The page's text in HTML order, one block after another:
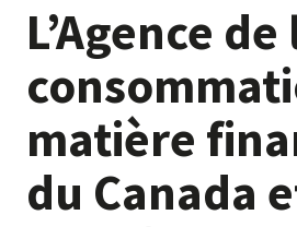
L’Agence de
matière
du Canada